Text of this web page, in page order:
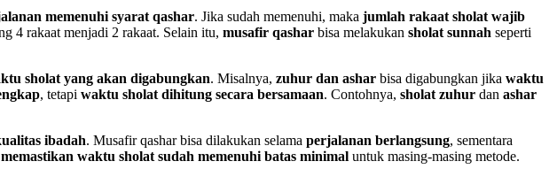
memenuhi syarat qashar. Jika sudah memenuhi, maka jumlah rakaat sholat wajib
4 rakaat menjadi 2 rakaat. Selain itu, musafir qashar bisa melakukan sholat sunnah seperti
sholat yang akan digabungkan. Misalnya, zuhur dan ashar bisa digabungkan jika waktu
, tetapi waktu sholat dihitung secara bersamaan. Contohnya, sholat zuhur dan ashar
ibadah. Musafir qashar bisa dilakukan selama perjalanan berlangsung, sementara
memastikan waktu sholat sudah memenuhi batas minimal untuk masing-masing metode.